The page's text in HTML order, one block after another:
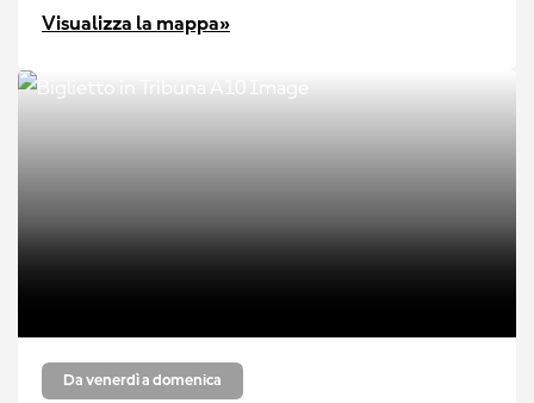
Visualizza la mappa»
Da venerdì a domenica